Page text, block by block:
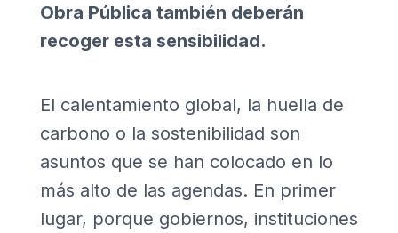
Obra Pública también deberán
recoger esta sensibilidad.
El calentamiento global, la huella de
carbono o la sostenibilidad son
asuntos que se han colocado en lo
más alto de las agendas. En primer
lugar, porque gobiernos, instituciones